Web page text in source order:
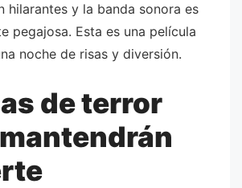
hilarantes y la banda sonora es
pegajosa. Esta es una película
noche de risas y diversión.
de terror